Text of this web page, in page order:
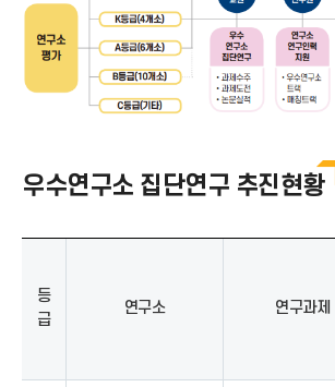
우수연구소 집단연구 추진현황
등
급
연구소 연구과제